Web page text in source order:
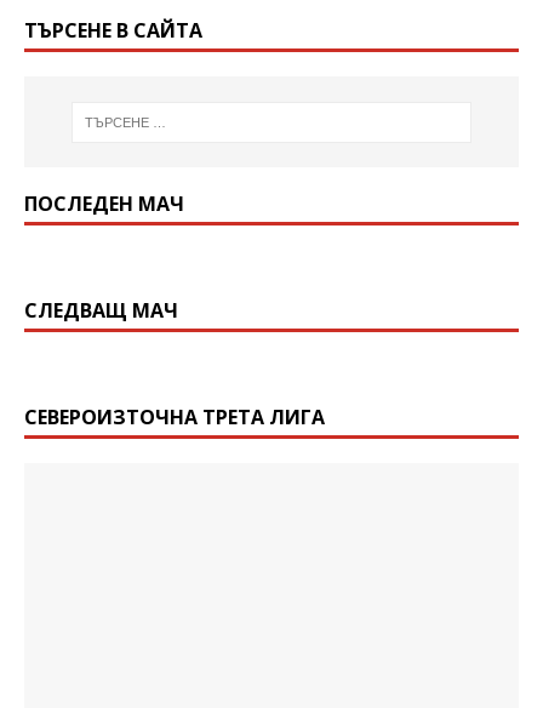
ТЪРСЕНЕ В САЙТА
ПОСЛЕДЕН МАЧ
СЛЕДВАЩ МАЧ
СЕВЕРОИЗТОЧНА ТРЕТА ЛИГА